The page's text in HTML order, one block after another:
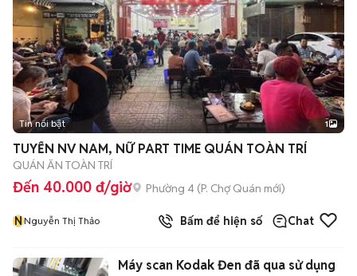
Tin nổi bật 1
TUYỂN NV NAM, NỮ PART TIME QUÁN TOÀN TRÍ
QUÁN ĂN TOÀN TRÍ
Đến 40.000 đ/giờ Phường 4 (P. Chợ Quán mới)
NNguyễn Thị Thảo Bấm để hiện số Chat
Máy scan Kodak Đen đã qua sử dụng